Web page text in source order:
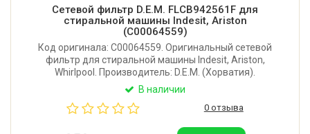
Сетевой фильтр D.E.M. FLCB942561F для
стиральной машины Indesit, Ariston
(C00064559)
Код оригинала: C00064559. Оригинальный сетевой
фильтр для стиральной машины Indesit, Ariston,
Whirlpool. Производитель: D.E.M. (Хорватия).
В наличии
0 отзыва